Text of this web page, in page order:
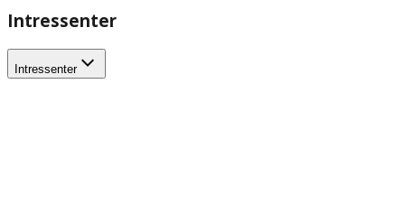
Intressenter
Intressenter